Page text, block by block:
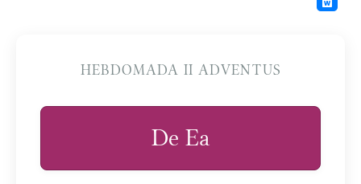
HEBDOMADA II ADVENTUS
De Ea